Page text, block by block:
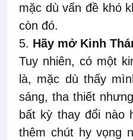
mặc dù vấn đề khó
còn đó.
5. Hãy mở Kinh
Tuy nhiên, có một
là, mặc dù thấy
sáng, thathiết
bất kỳ thay đổi nào
thêm chút hy vọng